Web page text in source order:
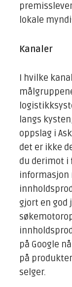
lokale
Kanaler
I hvilke
langs
oppslag i
det er ikke
du derimot i
informasjon
gjort en god
på Google
på
selger.